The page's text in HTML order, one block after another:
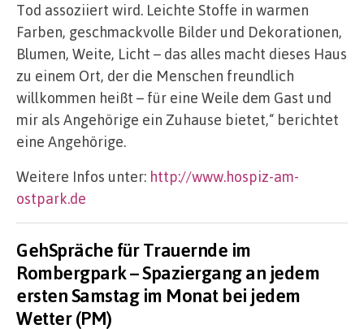
Tod assoziiert wird. Leichte Stoffe in warmen
Farben, geschmackvolle Bilder und Dekorationen,
Blumen, Weite, Licht – das alles macht dieses Haus
zu einem Ort, der die Menschen freundlich
willkommen heißt – für eine Weile dem Gast und
mir als Angehörige ein Zuhause bietet,“ berichtet
eine Angehörige.
Weitere Infos unter: http://www.hospiz-am-
ostpark.de
GehSpräche für Trauernde im
Rombergpark – Spaziergang an jedem
ersten Samstag im Monat bei jedem
Wetter (PM)